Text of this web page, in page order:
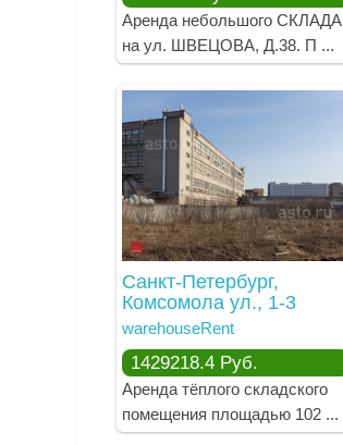
Аренда небольшого СКЛАДА
на ул. ШВЕЦОВА, Д.38. П ...
Санкт-Петербург,
Комсомола ул., 1-3
warehouseRent
1429218.4 Руб.
Аренда тёплого складского
помещения площадью 102 ...